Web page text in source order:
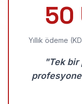
50
Yıllık ödeme
"Tek